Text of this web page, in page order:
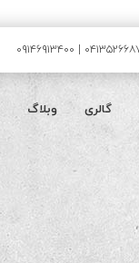
گالری وبلاگ